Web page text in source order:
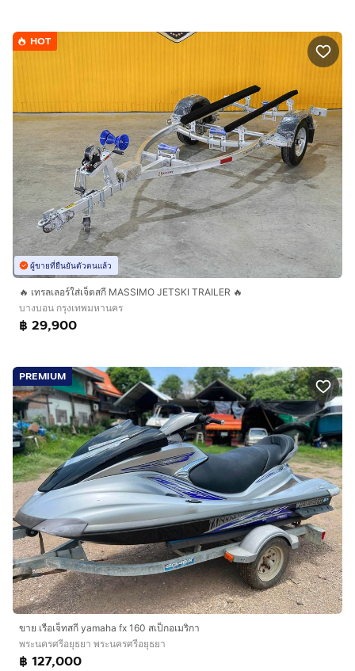
HOT
ผู้ขายที่ยืนยันตัวตนแล้ว
🔥 เทรลเลอร์ใส่เจ็ตสกี MASSIMO JETSKI TRAILER 🔥
บางบอน กรุงเทพมหานคร
฿ 29,900
PREMIUM
ขาย เรือเจ็ทสกี yamaha fx 160 สเป็กอเมริกา
พระนครศรีอยุธยา พระนครศรีอยุธยา
฿ 127,000